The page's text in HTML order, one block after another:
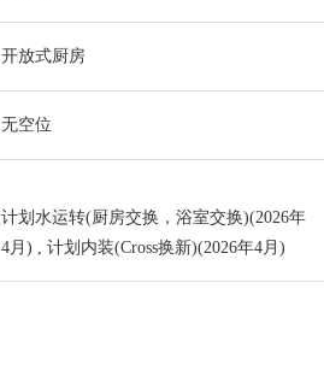
开放式厨房
无空位
计划水运转(厨房交换，浴室交换)(2026年
4月) , 计划内装(Cross换新)(2026年4月)